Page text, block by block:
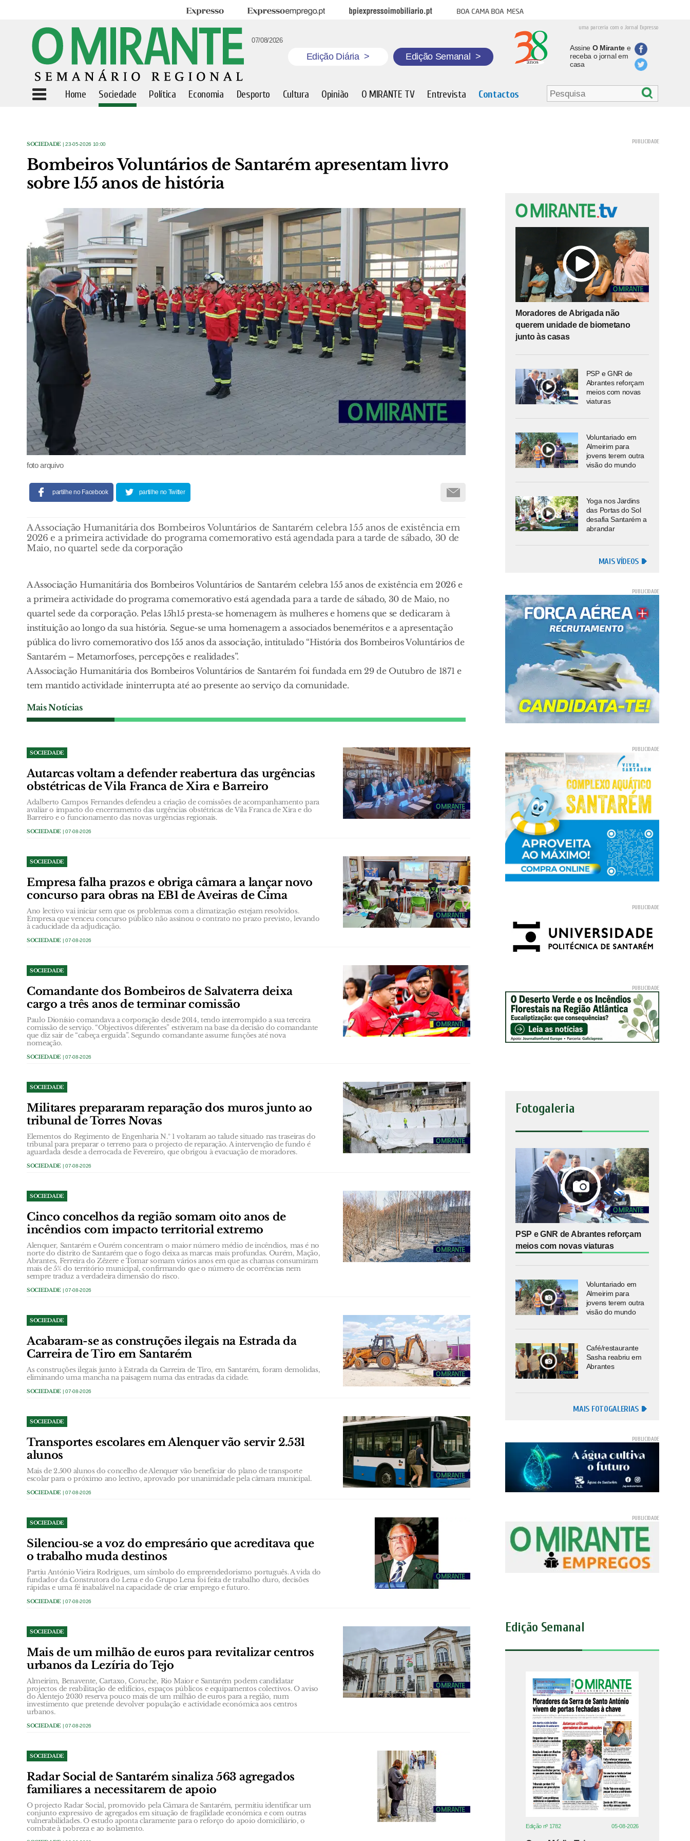
Expresso Expresso Emprego BPI Expresso Imobiliário Boa cama boa mesa
uma parceria com o Jornal Expresso
07/08/2026
Edição Diária > Edição Semanal >
Assine O Mirantee
receba o jornal em
casa
Home Sociedade Política Economia Desporto Cultura Opinião O MIRANTE TV Entrevista Contactos
SOCIEDADE | 23-05-2026 10:00
Bombeiros Voluntários de Santarém apresentam livro
sobre 155 anos de história
foto arquivo
partilhe no Facebook partilhe no Twitter
A Associação Humanitária dos Bombeiros Voluntários de Santarém celebra 155 anos de existência em
2026 e a primeira actividade do programa comemorativo está agendada para a tarde de sábado, 30 de
Maio, no quartel sede da corporação
A Associação Humanitária dos Bombeiros Voluntários de Santarém celebra 155 anos de existência em 2026 e
a primeira actividade do programa comemorativo está agendada para a tarde de sábado, 30 de Maio, no
quartel sede da corporação. Pelas 15h15 presta-se homenagem às mulheres e homens que se dedicaram à
instituição ao longo da sua história. Segue-se uma homenagem a associados beneméritos e a apresentação
pública do livro comemorativo dos 155 anos da associação, intitulado “História dos Bombeiros Voluntários de
Santarém – Metamorfoses, percepções e realidades”.
A Associação Humanitária dos Bombeiros Voluntários de Santarém foi fundada em 29 de Outubro de 1871 e
tem mantido actividade ininterrupta até ao presente ao serviço da comunidade.
Mais Notícias
SOCIEDADE
Autarcas voltam a defender reabertura das urgências
obstétricas de Vila Franca de Xira e Barreiro
Adalberto Campos Fernandes defendeu a criação de comissões de acompanhamento para
avaliar o impacto do encerramento das urgências obstétricas de Vila Franca de Xira e do
Barreiro e o funcionamento das novas urgências regionais.
SOCIEDADE | 07-08-2026
SOCIEDADE
Empresa falha prazos e obriga câmara a lançar novo
concurso para obras na EB1 de Aveiras de Cima
Ano lectivo vai iniciar sem que os problemas com a climatização estejam resolvidos.
Empresa que venceu concurso público não assinou o contrato no prazo previsto, levando
à caducidade da adjudicação.
SOCIEDADE | 07-08-2026
SOCIEDADE
Comandante dos Bombeiros de Salvaterra deixa
cargo a três anos de terminar comissão
Paulo Dionísio comandava a corporação desde 2014, tendo interrompido a sua terceira
comissão de serviço. “Objectivos diferentes” estiveram na base da decisão do comandante
que diz sair de “cabeça erguida”. Segundo comandante assume funções até nova
nomeação.
SOCIEDADE | 07-08-2026
SOCIEDADE
Militares prepararam reparação dos muros junto ao
tribunal de Torres Novas
Elementos do Regimento de Engenharia N.º 1 voltaram ao talude situado nas traseiras do
tribunal para preparar o terreno para o projecto de reparação. A intervenção de fundo é
aguardada desde a derrocada de Fevereiro, que obrigou à evacuação de moradores.
SOCIEDADE | 07-08-2026
SOCIEDADE
Cinco concelhos da região somam oito anos de
incêndios com impacto territorial extremo
Alenquer, Santarém e Ourém concentram o maior número médio de incêndios, mas é no
norte do distrito de Santarém que o fogo deixa as marcas mais profundas. Ourém, Mação,
Abrantes, Ferreira do Zêzere e Tomar somam vários anos em que as chamas consumiram
mais de 5% do território municipal, confirmando que o número de ocorrências nem
sempre traduz a verdadeira dimensão do risco.
SOCIEDADE | 07-08-2026
SOCIEDADE
Acabaram-se as construções ilegais na Estrada da
Carreira de Tiro em Santarém
As construções ilegais junto à Estrada da Carreira de Tiro, em Santarém, foram demolidas,
eliminando uma mancha na paisagem numa das entradas da cidade.
SOCIEDADE | 07-08-2026
SOCIEDADE
Transportes escolares em Alenquer vão servir 2.531
alunos
Mais de 2.500 alunos do concelho de Alenquer vão beneficiar do plano de transporte
escolar para o próximo ano lectivo, aprovado por unanimidade pela câmara municipal.
SOCIEDADE | 07-08-2026
SOCIEDADE
Silenciou‑se a voz do empresário que acreditava que
o trabalho muda destinos
Partiu António Vieira Rodrigues, um símbolo do empreendedorismo português. A vida do
fundador da Construtora do Lena e do Grupo Lena foi feita de trabalho duro, decisões
rápidas e uma fé inabalável na capacidade de criar emprego e futuro.
SOCIEDADE | 07-08-2026
SOCIEDADE
Mais de um milhão de euros para revitalizar centros
urbanos da Lezíria do Tejo
Almeirim, Benavente, Cartaxo, Coruche, Rio Maior e Santarém podem candidatar
projectos de reabilitação de edifícios, espaços públicos e equipamentos colectivos. O aviso
do Alentejo 2030 reserva pouco mais de um milhão de euros para a região, num
investimento que pretende devolver população e actividade económica aos centros
urbanos.
SOCIEDADE | 07-08-2026
SOCIEDADE
Radar Social de Santarém sinaliza 563 agregados
familiares a necessitarem de apoio
O projecto Radar Social, promovido pela Câmara de Santarém, permitiu identificar um
conjunto expressivo de agregados em situação de fragilidade económica e com outras
vulnerabilidades. O estudo aponta claramente para o reforço do apoio domiciliário, o
combate à pobreza e ao isolamento.
Moradores de Abrigada não
querem unidade de biometano
junto às casas
PSP e GNR de
Abrantes reforçam
meios com novas
viaturas
Voluntariado em
Almeirim para
jovens terem outra
visão do mundo
Yoga nos Jardins
das Portas do Sol
desafia Santarém a
abrandar
MAIS VÍDEOS
Fotogaleria
PSP e GNR de Abrantes reforçam
meios com novas viaturas
Voluntariado em
Almeirim para
jovens terem outra
visão do mundo
Café/restaurante
Sasha reabriu em
Abrantes
MAIS FOTOGALERIAS
Edição Semanal
Edição nº 1782 05-08-2026